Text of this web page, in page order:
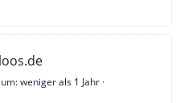
weniger als 1 Jahr ·